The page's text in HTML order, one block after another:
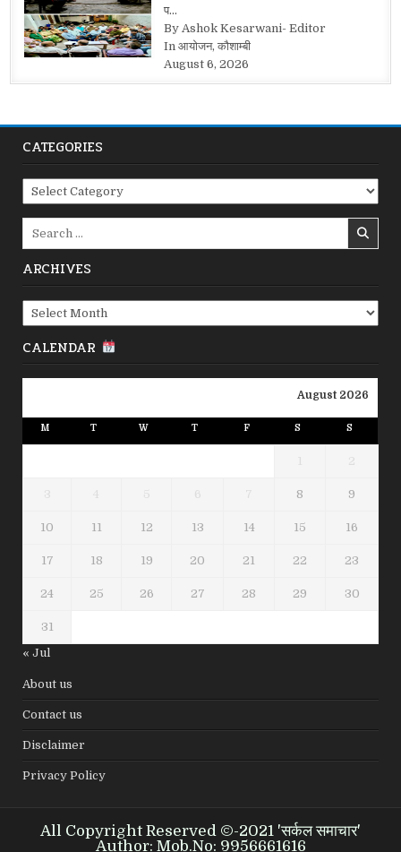
प…
By Ashok Kesarwani- Editor
In आयोजन, कौशाम्बी
August 6, 2026
CATEGORIES
Categories
ARCHIVES
Archives
CALENDAR
August 2026
M T W T F S S
1 2
3 4 5 6 7 8 9
10 11 12 13 14 15 16
17 18 19 20 21 22 23
24 25 26 27 28 29 30
31
« Jul
About us
Contact us
Disclaimer
Privacy Policy
All Copyright Reserved ©-2021 'सर्कल समाचार'
Author: Mob.No: 9956661616